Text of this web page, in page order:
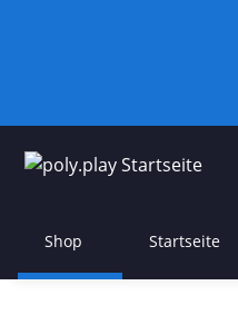
Shop Startseite